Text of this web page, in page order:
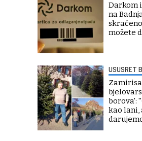
Darkom
na
možete
USUSRET
borova':
kao lani,